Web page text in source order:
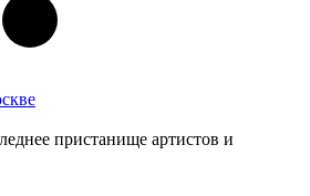
пристанище артистов и